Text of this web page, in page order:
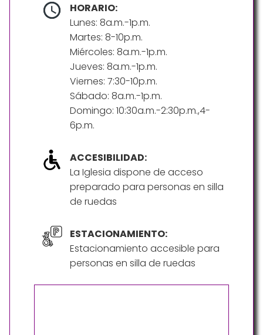
HORARIO:
Lunes: 8a.m.-1p.m.
Martes: 8-10p.m.
Miércoles: 8a.m.-1p.m.
Jueves: 8a.m.-1p.m.
Viernes: 7:30-10p.m.
Sábado: 8a.m.-1p.m.
Domingo: 10:30a.m.-2:30p.m.,4-
6p.m.
ACCESIBILIDAD:
La Iglesia dispone de acceso
preparado para personas en silla
de ruedas
ESTACIONAMIENTO:
Estacionamiento accesible para
personas en silla de ruedas